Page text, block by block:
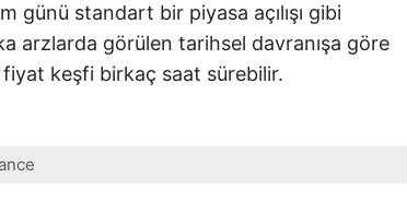
günü standart bir piyasa açılışı gibi
arzlarda görülen tarihsel davranışa göre
fiyat keşfi birkaç saat sürebilir.